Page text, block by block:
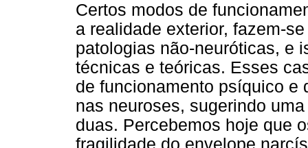
Certos modos de
a realidade exterior, fazem-
patologias não-neuróticas, e
técnicas e teóricas. Esses
de funcionamento psíquico e
nas neuroses, sugerindo
duas. Percebemos hoje que